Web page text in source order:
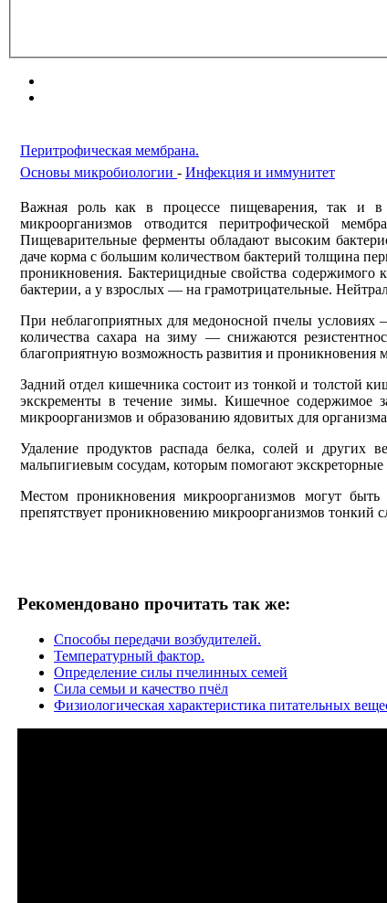
Перитрофическая мембрана.
Основы микробиологии - Инфекция и иммунитет
Важная роль как в процессе пищеварения, так и в
микроорганизмов отводится перитрофической
Пищеварительные ферменты обладают высоким
даче корма с большим количеством бактерий толщина
проникновения. Бактерицидные свойства со­держимого
бактерии, а у взрослых — на грамотрицательные.
При неблагоприятных для медоносной пчелы
количества сахара на зиму — снижаются
благоприятную возможность развития и проникновения
Задний отдел кишечника состоит из тонкой и толс­той
экскременты в течение зимы. Кишечное содержимое
микроорга­низмов и образованию ядовитых для
Удаление продуктов распада белка, солей и других
мальпигиевым сосудам, которым помогают
Местом проникновения микроорганизмов могут
препятствует проникновению микроорганизмов тонкий
Рекомендовано прочитать так же:
Способы передачи возбудителей.
Температурный фактор.
Определение силы пчелинных семей
Сила семьи и качество пчёл
Физиологическая характеристика питательных